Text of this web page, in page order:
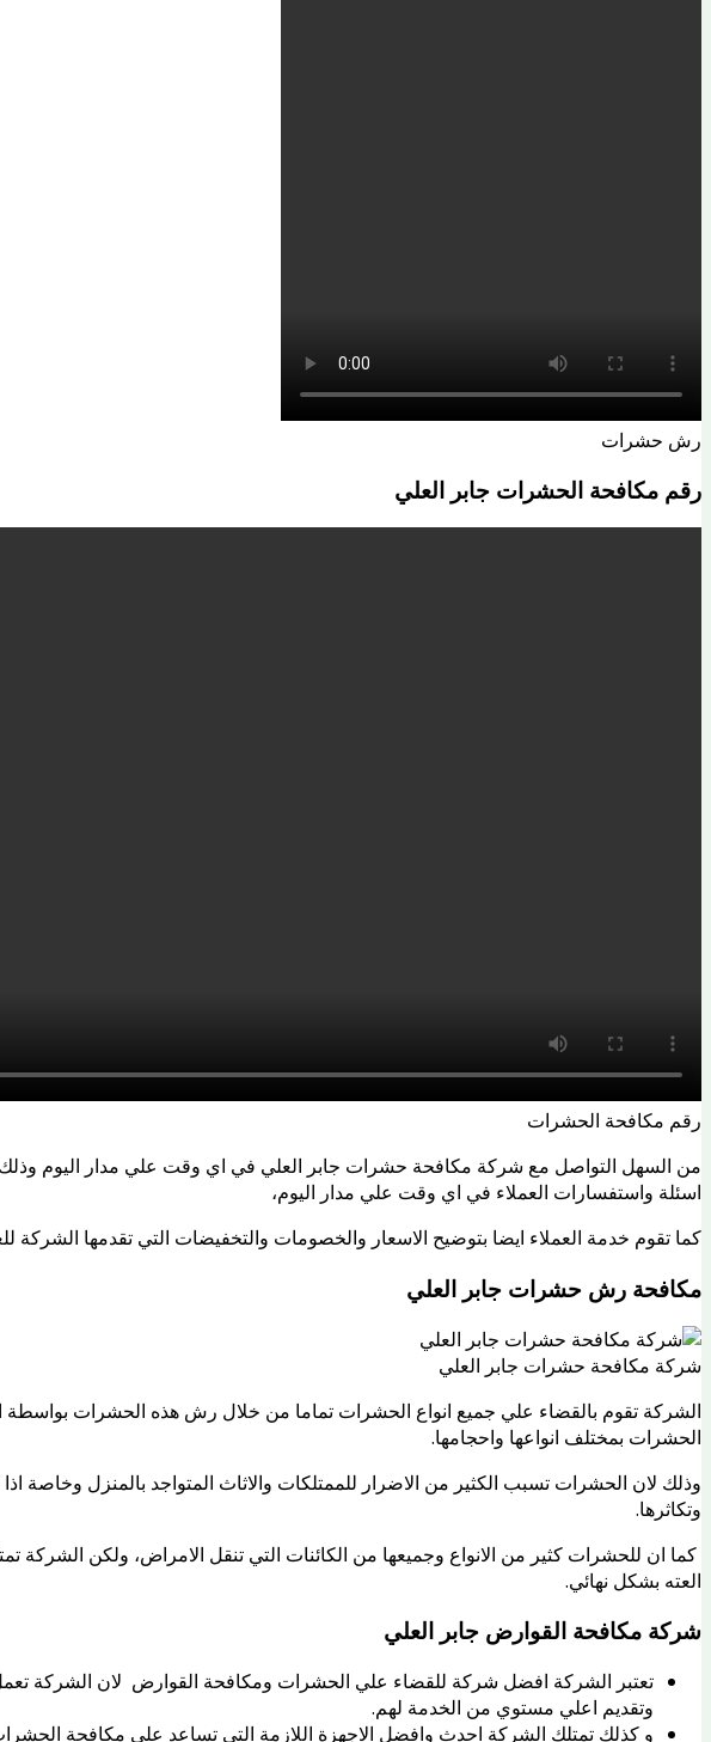
رش حشرات
رقم مكافحة الحشرات جابر العلي
رقم مكافحة الحشرات
من السهل التواصل مع شركة مكافحة حشرات جابر العلي في اي وقت علي مدار اليوم وذلك
اسئلة واستفسارات العملاء في اي وقت علي مدار اليوم،
كما تقوم خدمة العملاء ايضا بتوضيح الاسعار والخصومات والتخفيضات التي تقدمها الشركة
مكافحة رش حشرات جابر العلي
شركة مكافحة حشرات جابر العلي
الشركة تقوم بالقضاء علي جميع انواع الحشرات تماما من خلال رش هذه الحشرات بواسطة
الحشرات بمختلف انواعها واحجامها.
وذلك لان الحشرات تسبب الكثير من الاضرار للممتلكات والاثاث المتواجد بالمنزل وخاصة
وتكاثرها.
كما ان للحشرات كثير من الانواع وجميعها من الكائنات التي تنقل الامراض، ولكن الشركة
العته بشكل نهائي.
شركة مكافحة القوارض جابر العلي
تعتبر الشركة افضل شركة للقضاء علي الحشرات ومكافحة القوارض لان الشركة
وتقديم اعلي مستوي من الخدمة لهم.
و كذلك تمتلك الشركة احدث وافضل الاجهزة اللازمة التي تساعد علي مكافحة